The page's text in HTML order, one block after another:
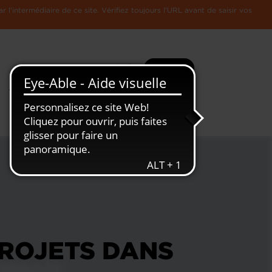
l'intermédiaire de ce site. Vérifiez toujours l'URL avant de saisir vos
Recherche Plus
Toute
L'Economie
DANS